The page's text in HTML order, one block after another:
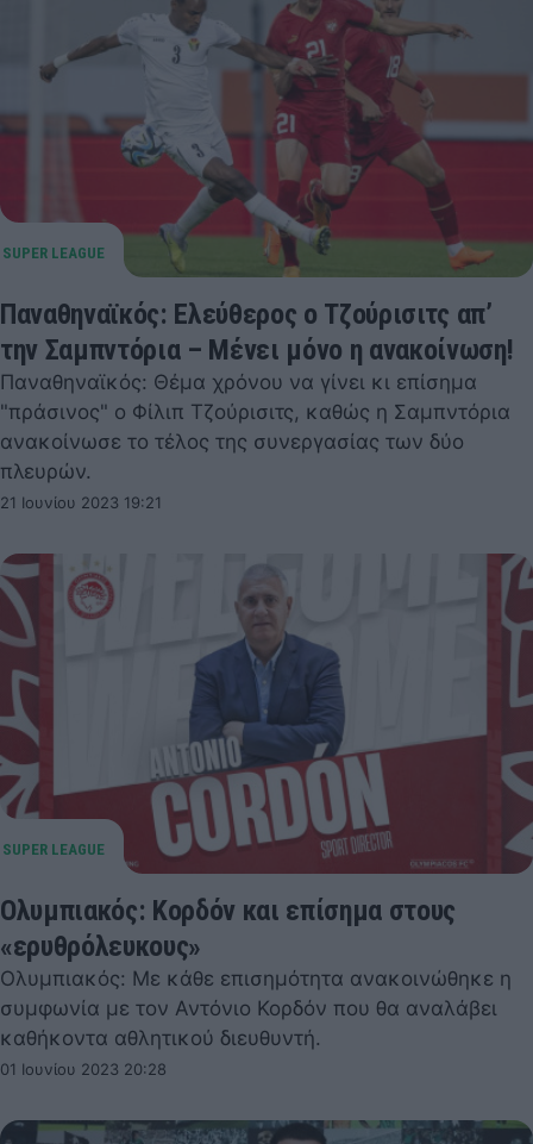
Παναθηναϊκός: Ελεύθερος ο Τζούρισιτς απ’
την Σαμπντόρια – Μένει μόνο η ανακοίνωση!
Παναθηναϊκός: Θέμα χρόνου να γίνει κι επίσημα
"πράσινος" ο Φίλιπ Τζούρισιτς, καθώς η Σαμπντόρια
ανακοίνωσε το τέλος της συνεργασίας των δύο
πλευρών.
21 Ιουνίου 2023 19:21
Ολυμπιακός: Κορδόν και επίσημα στους
«ερυθρόλευκους»
Ολυμπιακός: Με κάθε επισημότητα ανακοινώθηκε η
συμφωνία με τον Αντόνιο Κορδόν που θα αναλάβει
καθήκοντα αθλητικού διευθυντή.
01 Ιουνίου 2023 20:28